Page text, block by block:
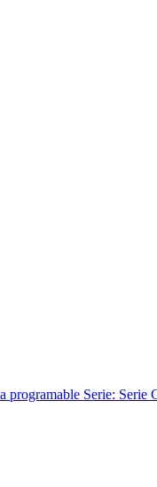
Serie: Serie